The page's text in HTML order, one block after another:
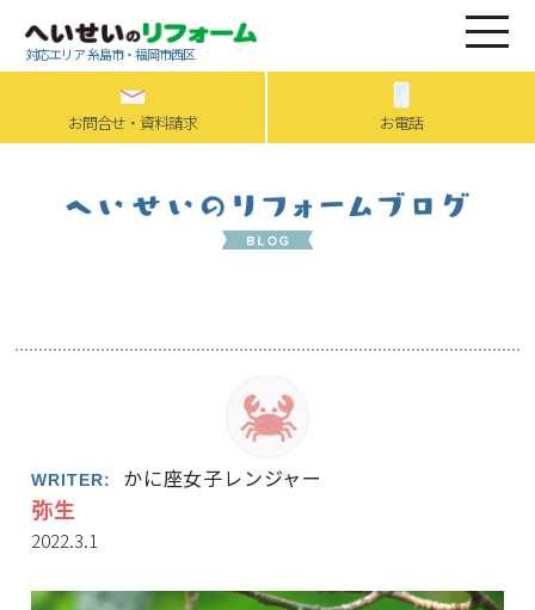
対応エリア 糸島市・福岡市西区
お問合せ・資料請求 お電話
WRITER: かに座女子レンジャー
弥生
2022.3.1